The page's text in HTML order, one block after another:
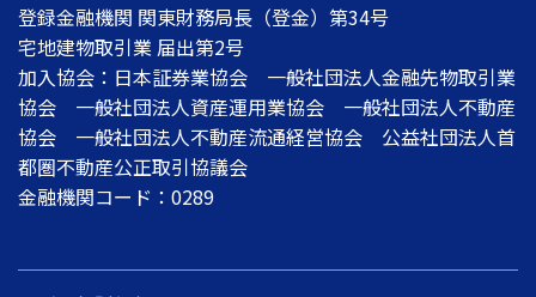
登録金融機関 関東財務局長（登金）第34号
宅地建物取引業 届出第2号
加入協会：日本証券業協会 一般社団法人金融先物取引業
協会 一般社団法人資産運用業協会 一般社団法人不動産
協会 一般社団法人不動産流通経営協会 公益社団法人首
都圏不動産公正取引協議会
金融機関コード：0289